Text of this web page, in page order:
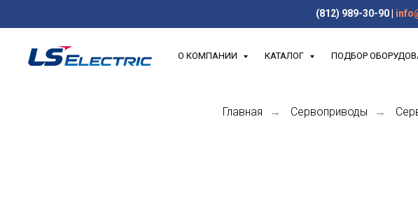
(812) 989-30-90
О КОМПАНИИ КАТАЛОГ ПОДБОР
Главная → Сервоприводы →